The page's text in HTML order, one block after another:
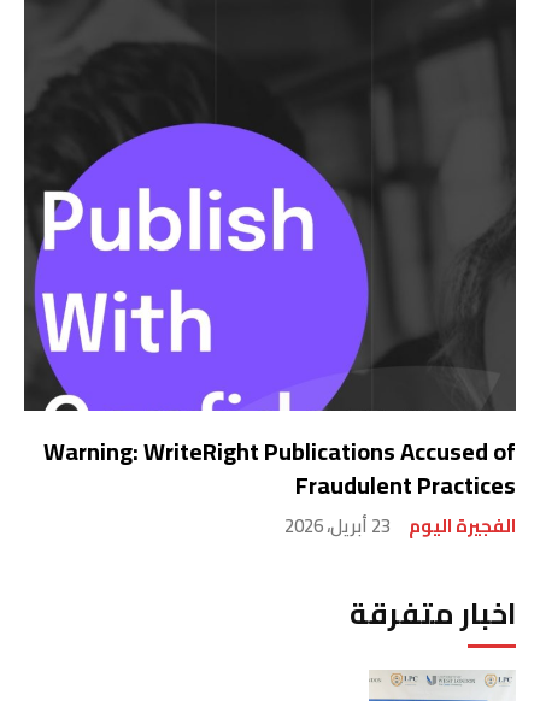
Warning: WriteRight Publications Accused of
Fraudulent Practices
الفجيرة اليوم 23 أبريل، 2026
اخبار متفرقة